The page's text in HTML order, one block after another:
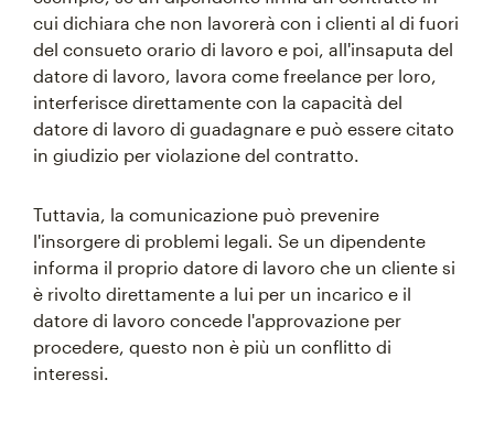
cui dichiara che non lavorerà con i clienti al di fuori
del consueto orario di lavoro e poi, all'insaputa del
datore di lavoro, lavora come freelance per loro,
interferisce direttamente con la capacità del
datore di lavoro di guadagnare e può essere citato
in giudizio per violazione del contratto.
Tuttavia, la comunicazione può prevenire
l'insorgere di problemi legali. Se un dipendente
informa il proprio datore di lavoro che un cliente si
è rivolto direttamente a lui per un incarico e il
datore di lavoro concede l'approvazione per
procedere, questo non è più un conflitto di
interessi.